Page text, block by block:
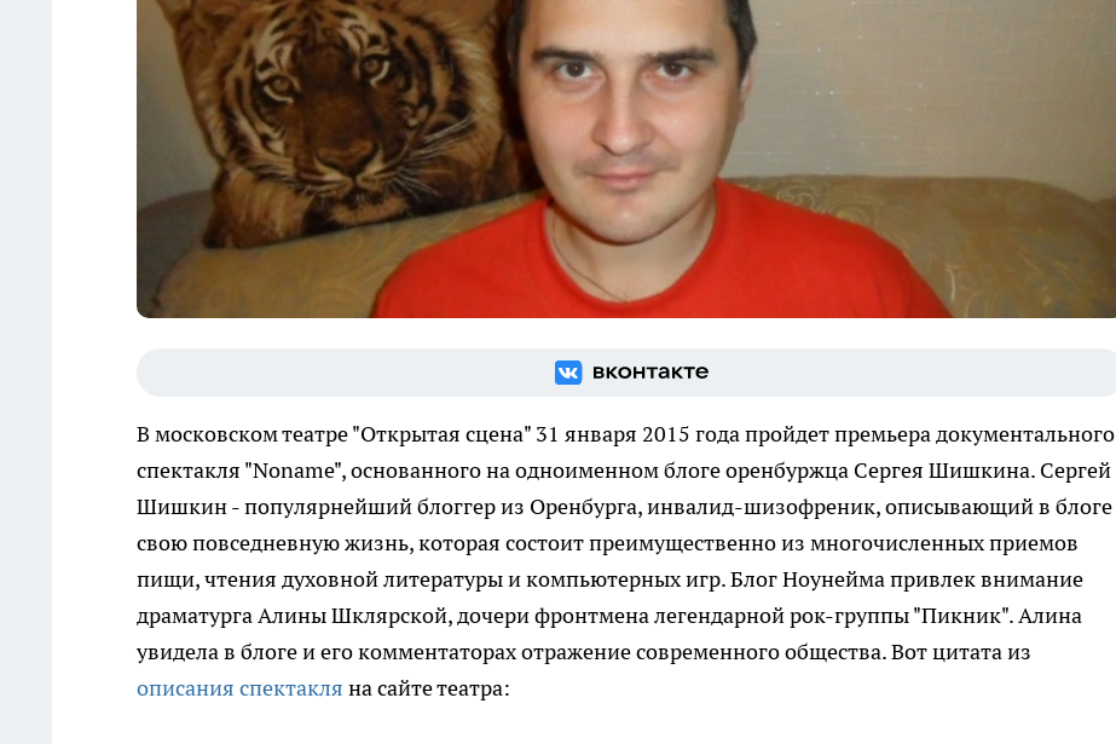
В московском театре "Открытая сцена" 31 января 2015 года пройдет премьера документального
спектакля "Noname", основанного на одноименном блоге оренбуржца Сергея Шишкина. Сергей
Шишкин - популярнейший блоггер из Оренбурга, инвалид-шизофреник, описывающий в блоге
свою повседневную жизнь, которая состоит преимущественно из многочисленных приемов
пищи, чтения духовной литературы и компьютерных игр. Блог Ноунейма привлек внимание
драматурга Алины Шклярской, дочери фронтмена легендарной рок-группы "Пикник". Алина
увидела в блоге и его комментаторах отражение современного общества. Вот цитата из
описания спектакля на сайте театра: